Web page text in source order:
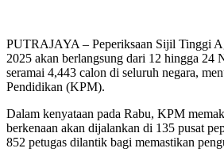
PUTRAJAYA – Peperiksaan Sijil Tinggi
2025 akan berlangsung dari 12 hingga 24
seramai 4,443 calon di seluruh negara,
Pendidikan (KPM).
Dalam kenyataan pada Rabu, KPM
berkenaan akan dijalankan di 135 pusat
852 petugas dilantik bagi memastikan